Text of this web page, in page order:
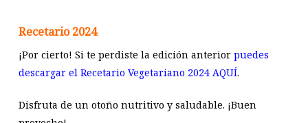
Recetario 2024
¡Por cierto! Si te perdiste la edición anterior puedes
descargar el Recetario Vegetariano 2024 AQUÍ.
Disfruta de un otoño nutritivo y saludable. ¡Buen